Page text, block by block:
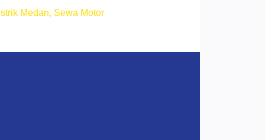
Medan, Sewa Motor